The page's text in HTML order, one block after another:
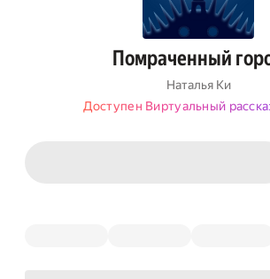
Помраченный
Наталья Ки
Доступен Виртуальный